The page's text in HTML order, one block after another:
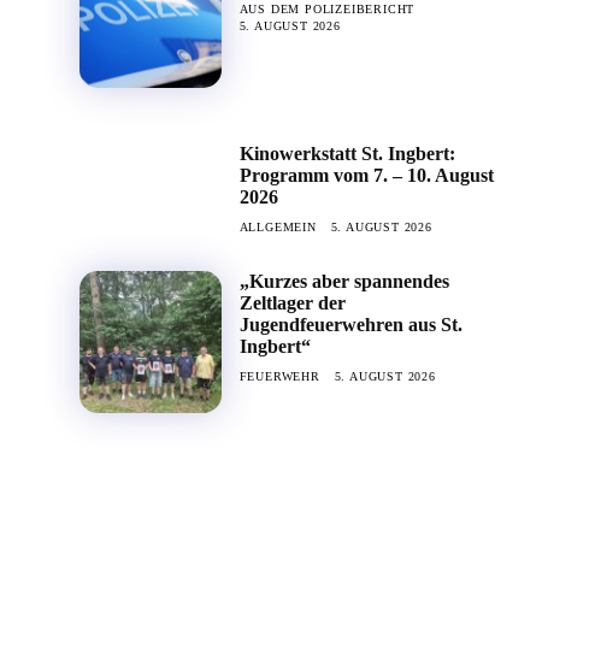
AUS DEM POLIZEIBERICHT
5. AUGUST 2026
Kinowerkstatt St. Ingbert:
Programm vom 7. – 10. August
2026
ALLGEMEIN 5. AUGUST 2026
„Kurzes aber spannendes
Zeltlager der
Jugendfeuerwehren aus St.
Ingbert“
FEUERWEHR 5. AUGUST 2026